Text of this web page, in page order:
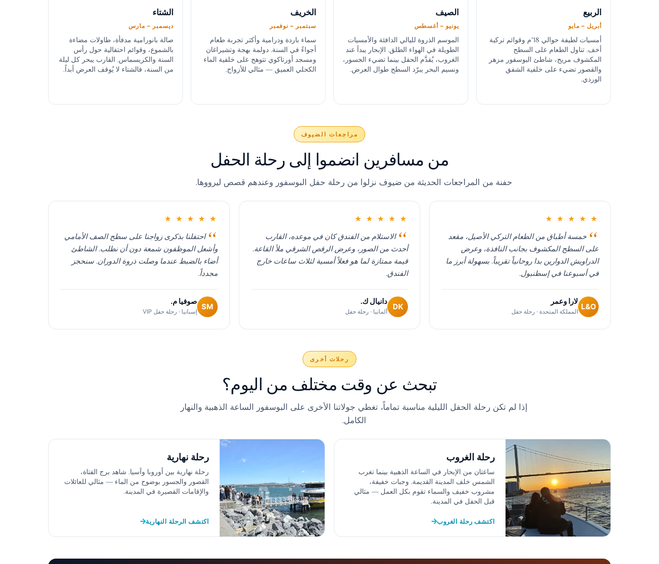
الربيع
أبريل – مايو
أمسيات لطيفة حوالي 18°م وقوائم تركية
أخف. تناول الطعام على السطح
المكشوف مريح، شاطئ البوسفور مزهر
والقصور تضيء على خلفية الشفق
الوردي.
الصيف
يونيو – أغسطس
الموسم الذروة لليالي الدافئة والأمسيات
الطويلة في الهواء الطلق. الإبحار يبدأ عند
الغروب، يُقدَّم الحفل بينما تضيء الجسور،
ونسيم البحر يبرّد السطح طوال العرض.
الخريف
سبتمبر – نوفمبر
سماء باردة ودرامية وأكثر تجربة طعام
أجواءً في السنة. دولمة بهجة وتشيراغان
ومسجد أورتاكوي تتوهج على خلفية الماء
الكحلي العميق — مثالي للأزواج.
الشتاء
ديسمبر – مارس
صالة بانورامية مدفأة، طاولات مضاءة
بالشموع، وقوائم احتفالية حول رأس
السنة والكريسماس. القارب يبحر كل ليلة
من السنة، فالشتاء لا يُوقف العرض أبداً.
مراجعات الضيوف
من مسافرين انضموا إلى رحلة الحفل
حفنة من المراجعات الحديثة من ضيوف نزلوا من رحلة حفل البوسفور وعندهم قصص ليرووها.
★ ★ ★ ★ ★
خمسة أطباق من الطعام التركي الأصيل، مقعد
على السطح المكشوف بجانب النافذة، وعرض
الدراويش الدوارين بدا روحانياً تقريباً. بسهولة أبرز ما
في أسبوعنا في إسطنبول.
L&O
لارا وعمر
المملكة المتحدة · رحلة حفل
★ ★ ★ ★ ★
الاستلام من الفندق كان في موعده، القارب
أحدث من الصور، وعرض الرقص الشرقي ملأ القاعة.
قيمة ممتازة لما هو فعلاً أمسية لثلاث ساعات خارج
الفندق.
DK
دانيال ك.
ألمانيا · رحلة حفل
★ ★ ★ ★ ★
احتفلنا بذكرى زواجنا على سطح الصف الأمامي
وأشعل الموظفون شمعة دون أن نطلب. الشاطئ
أضاء بالضبط عندما وصلت ذروة الدوران. سنحجز
مجدداً.
SM
صوفيا م.
إسبانيا · رحلة حفل VIP
رحلات أخرى
تبحث عن وقت مختلف من اليوم؟
إذا لم تكن رحلة الحفل الليلية مناسبة تماماً، تغطي جولاتنا الأخرى على البوسفور الساعة الذهبية والنهار
الكامل.
رحلة الغروب
ساعتان من الإبحار في الساعة الذهبية بينما تغرب
الشمس خلف المدينة القديمة. وجبات خفيفة،
مشروب خفيف والسماء تقوم بكل العمل — مثالي
قبل الحفل في المدينة.
اكتشف رحلة الغروب
رحلة نهارية
رحلة نهارية بين أوروبا وآسيا. شاهد برج الفتاة،
القصور والجسور بوضوح من الماء — مثالي للعائلات
والإقامات القصيرة في المدينة.
اكتشف الرحلة النهارية
Bosphorus Cruise